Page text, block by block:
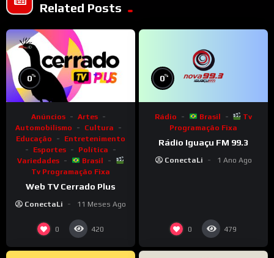
Related Posts
0%
Anúncios
Artes
Automobilismo
Cultura
Educação
Entretenimento
Esportes
Política
Variedades
Brasil
Tv Programação Fixa
Web TV Cerrado Plus
ConectaLi 11 Meses Ago
0 420
0%
Rádio Brasil
Tv
Programação Fixa
Rádio Iguaçu FM 99.3
ConectaLi 1 Ano Ago
0 479